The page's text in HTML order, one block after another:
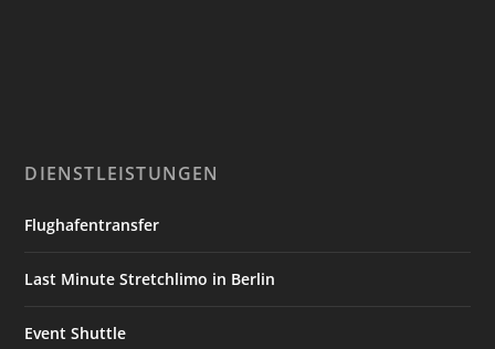
DIENSTLEISTUNGEN
Flughafentransfer
Last Minute Stretchlimo in Berlin
Event Shuttle